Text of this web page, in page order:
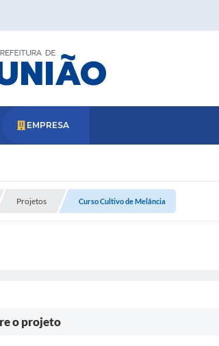
EMPRESA
Projetos Curso Cultivo de Melância
o projeto